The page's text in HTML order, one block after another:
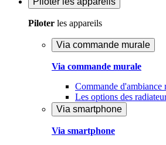
Piloter les appareils
Via commande murale
Via commande murale
Commande d'ambiance
Les options des
Via smartphone
Via smartphone